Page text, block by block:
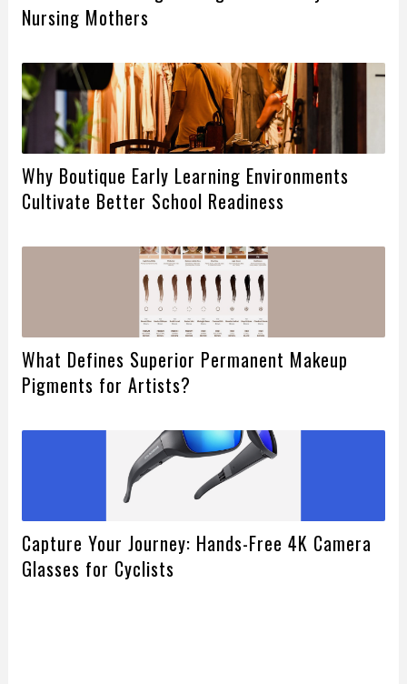
Nursing Mothers
Why Boutique Early Learning Environments
Cultivate Better School Readiness
What Defines Superior Permanent Makeup
Pigments for Artists?
Capture Your Journey: Hands-Free 4K Camera
Glasses for Cyclists